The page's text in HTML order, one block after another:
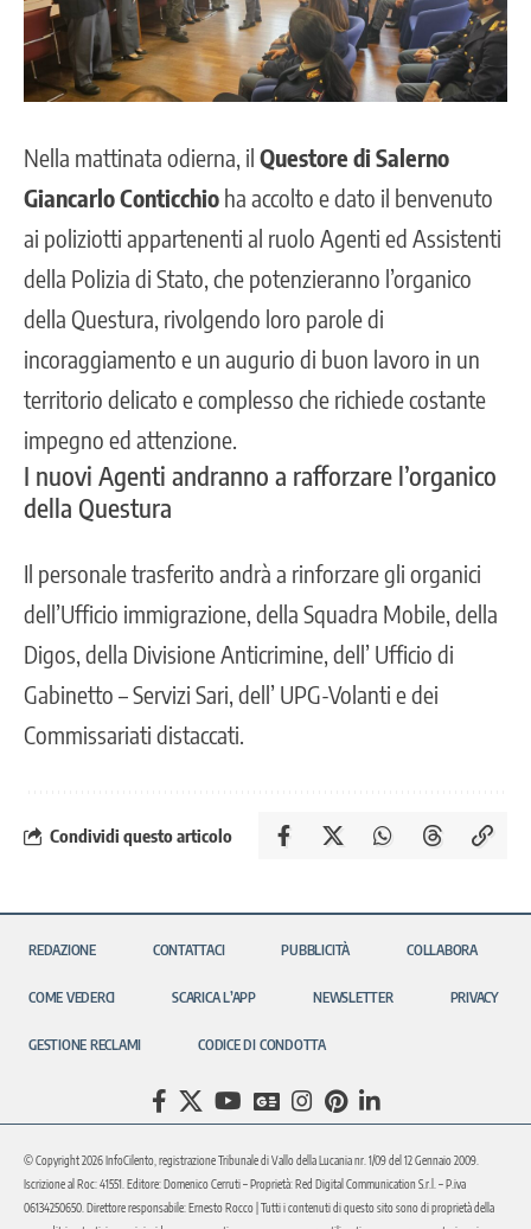
Nella mattinata odierna, il Questore di Salerno
Giancarlo Conticchio ha accolto e dato il benvenuto
ai poliziotti appartenenti al ruolo Agenti ed Assistenti
della Polizia di Stato, che potenzieranno l’organico
della Questura, rivolgendo loro parole di
incoraggiamento e un augurio di buon lavoro in un
territorio delicato e complesso che richiede costante
impegno ed attenzione.
I nuovi Agenti andranno a rafforzare l’organico
della Questura
Il personale trasferito andrà a rinforzare gli organici
dell’Ufficio immigrazione, della Squadra Mobile, della
Digos, della Divisione Anticrimine, dell’ Ufficio di
Gabinetto – Servizi Sari, dell’ UPG-Volanti e dei
Commissariati distaccati.
Condividi questo articolo
REDAZIONE CONTATTACI PUBBLICITÀ COLLABORA
COME VEDERCI SCARICA L’APP NEWSLETTER PRIVACY
GESTIONE RECLAMI CODICE DI CONDOTTA
© Copyright 2026 InfoCilento, registrazione Tribunale di Vallo della Lucania nr. 1/09 del 12 Gennaio 2009.
Iscrizione al Roc: 41551. Editore: Domenico Cerruti – Proprietà: Red Digital Communication S.r.l. – P.iva
06134250650. Direttore responsabile: Ernesto Rocco | Tutti i contenuti di questo sito sono di proprietà della